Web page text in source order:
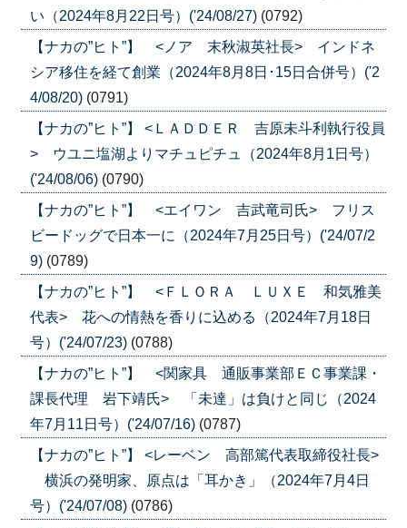
い（2024年8月22日号）('24/08/27) (0792)
【ナカの”ヒト”】 <ノア 末秋淑英社長> インドネ
シア移住を経て創業（2024年8月8日･15日合併号）('2
4/08/20) (0791)
【ナカの”ヒト”】 <ＬＡＤＤＥＲ 吉原未斗利執行役員
> ウユニ塩湖よりマチュピチュ（2024年8月1日号）
('24/08/06) (0790)
【ナカの”ヒト”】 <エイワン 吉武竜司氏> フリス
ビードッグで日本一に（2024年7月25日号）('24/07/2
9) (0789)
【ナカの”ヒト”】 <ＦＬＯＲＡ ＬＵＸＥ 和気雅美
代表> 花への情熱を香りに込める（2024年7月18日
号）('24/07/23) (0788)
【ナカの”ヒト”】 <関家具 通販事業部ＥＣ事業課・
課長代理 岩下靖氏> 「未達」は負けと同じ（2024
年7月11日号）('24/07/16) (0787)
【ナカの”ヒト”】 <レーベン 高部篤代表取締役社長>
横浜の発明家、原点は「耳かき」（2024年7月4日
号）('24/07/08) (0786)